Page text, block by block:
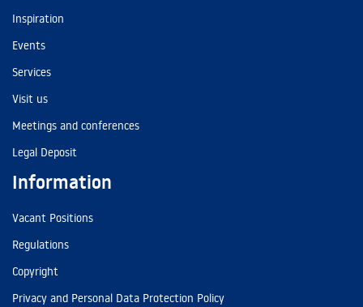
Inspiration
Events
Services
Visit us
Meetings and conferences
Legal Deposit
Information
Vacant Positions
Regulations
Copyright
Privacy and Personal Data Protection Policy